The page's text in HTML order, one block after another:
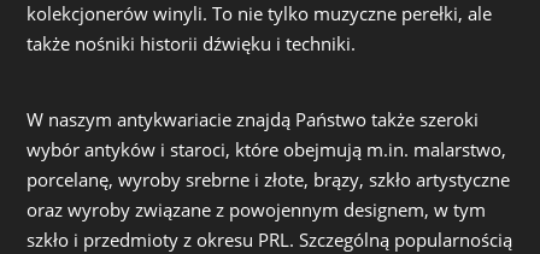
kolekcjonerów winyli. To nie tylko muzyczne perełki, ale
także nośniki historii dźwięku i techniki.
W naszym antykwariacie znajdą Państwo także szeroki
wybór antyków i staroci, które obejmują m.in. malarstwo,
porcelanę, wyroby srebrne i złote, brązy, szkło artystyczne
oraz wyroby związane z powojennym designem, w tym
szkło i przedmioty z okresu PRL. Szczególną popularnością